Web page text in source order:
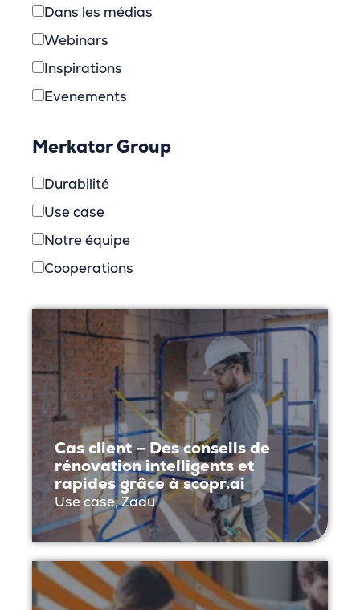
Dans les médias
Webinars
Inspirations
Evenements
Merkator Group
Durabilité
Use case
Notre équipe
Cooperations
Cas client – Des conseils de
rénovation intelligents et
rapides grâce à scopr.ai
Use case, Zadu